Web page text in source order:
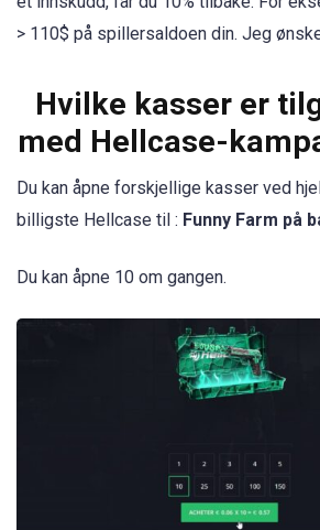
> 110$ på spillersaldoen din. Jeg
Hvilke kasser er
med Hellcase-
Du kan åpne forskjellige kasser ved
billigste Hellcase til : Funny Farm på
Du kan åpne 10 om gangen.